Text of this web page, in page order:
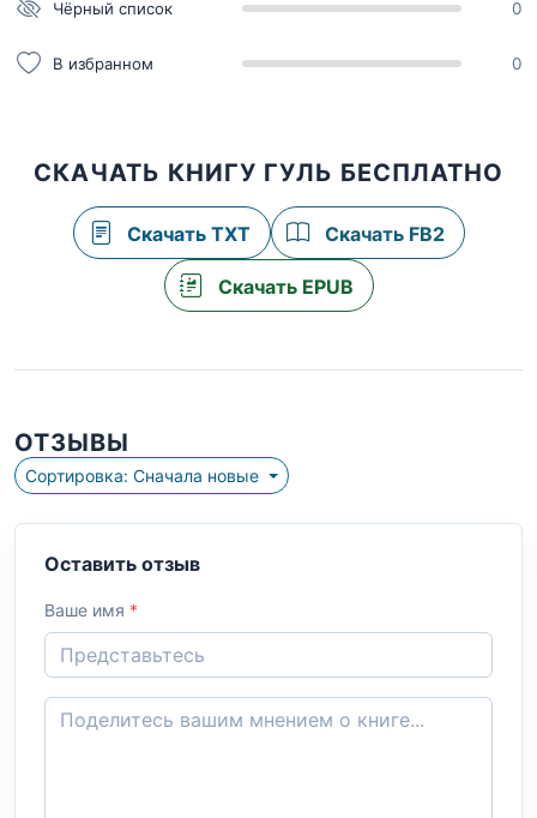
Чёрный список 0
В избранном 0
СКАЧАТЬ КНИГУ ГУЛЬ БЕСПЛАТНО
Скачать TXT Скачать FB2
Скачать EPUB
ОТЗЫВЫ
Сортировка: Сначала новые
Оставить отзыв
Ваше имя *